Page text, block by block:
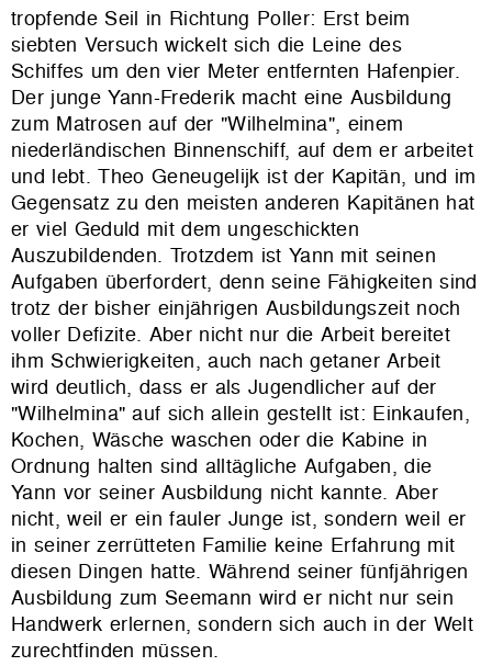
tropfende Seil in Richtung Poller: Erst beim
siebten Versuch wickelt sich die Leine des
Schiffes um den vier Meter entfernten Hafenpier.
Der junge Yann-Frederik macht eine Ausbildung
zum Matrosen auf der "Wilhelmina", einem
niederländischen Binnenschiff, auf dem er arbeitet
und lebt. Theo Geneugelijk ist der Kapitän, und im
Gegensatz zu den meisten anderen Kapitänen hat
er viel Geduld mit dem ungeschickten
Auszubildenden. Trotzdem ist Yann mit seinen
Aufgaben überfordert, denn seine Fähigkeiten sind
trotz der bisher einjährigen Ausbildungszeit noch
voller Defizite. Aber nicht nur die Arbeit bereitet
ihm Schwierigkeiten, auch nach getaner Arbeit
wird deutlich, dass er als Jugendlicher auf der
"Wilhelmina" auf sich allein gestellt ist: Einkaufen,
Kochen, Wäsche waschen oder die Kabine in
Ordnung halten sind alltägliche Aufgaben, die
Yann vor seiner Ausbildung nicht kannte. Aber
nicht, weil er ein fauler Junge ist, sondern weil er
in seiner zerrütteten Familie keine Erfahrung mit
diesen Dingen hatte. Während seiner fünfjährigen
Ausbildung zum Seemann wird er nicht nur sein
Handwerk erlernen, sondern sich auch in der Welt
zurechtfinden müssen.